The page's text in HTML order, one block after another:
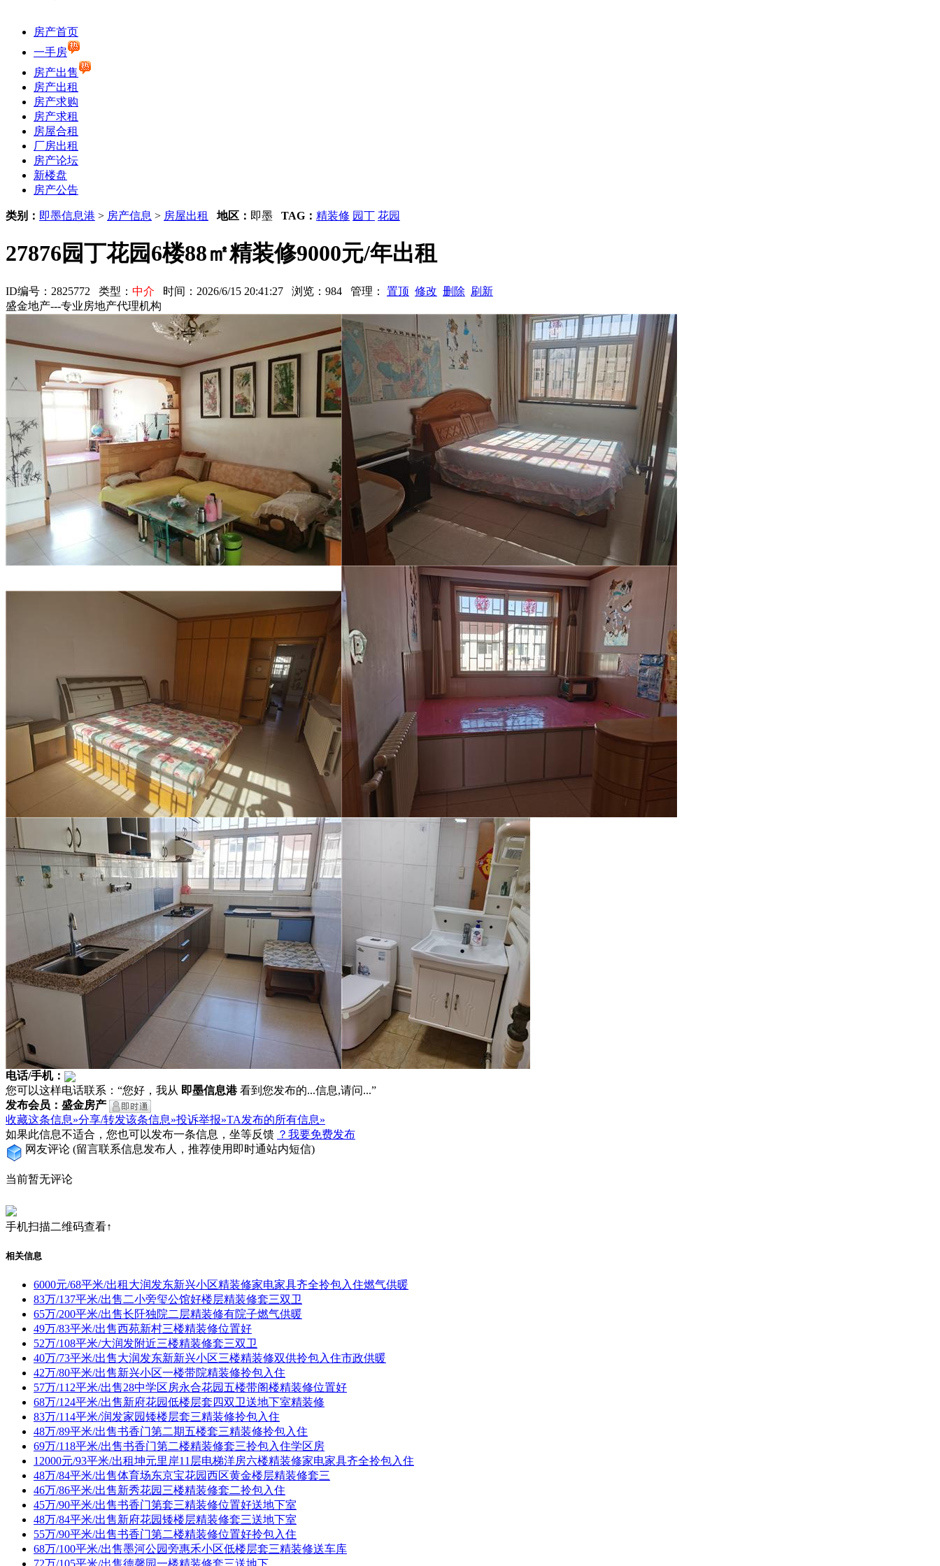
房产首页
一手房
房产出售
房产出租
房产求购
房产求租
房屋合租
厂房出租
房产论坛
新楼盘
房产公告
类别： 即墨信息港 > 房产信息 > 房屋出租 地区： 即墨 TAG： 精装修 园丁 花园
27876园丁花园6楼88㎡精装修9000元/年出租
ID编号：2825772 类型： 中介 时间：2026/6/15 20:41:27 浏览：984 管理： 置顶 修改 删除 刷新
盛金地产---专业房地产代理机构
电话/手机：
您可以这样电话联系：“您好，我从 即墨信息港看到您发布的...信息,请问...”
发布会员：盛金房产
收藏这条信息»分享/转发该条信息»投诉举报»TA发布的所有信息»
如果此信息不适合，您也可以发布一条信息，坐等反馈 ？我要免费发布
网友评论 (留言联系信息发布人，推荐使用即时通站内短信)
当前暂无评论
手机扫描二维码查看↑
相关信息
6000元/68平米/出租大润发东新兴小区精装修家电家具齐全拎包入住燃气供暖
83万/137平米/出售二小旁玺公馆好楼层精装修套三双卫
65万/200平米/出售长阡独院二层精装修有院子燃气供暖
49万/83平米/出售西苑新村三楼精装修位置好
52万/108平米/大润发附近三楼精装修套三双卫
40万/73平米/出售大润发东新新兴小区三楼精装修双供拎包入住市政供暖
42万/80平米/出售新兴小区一楼带院精装修拎包入住
57万/112平米/出售28中学区房永合花园五楼带阁楼精装修位置好
68万/124平米/出售新府花园低楼层套四双卫送地下室精装修
83万/114平米/润发家园矮楼层套三精装修拎包入住
48万/89平米/出售书香门第二期五楼套三精装修拎包入住
69万/118平米/出售书香门第二楼精装修套三拎包入住学区房
12000元/93平米/出租坤元里岸11层电梯洋房六楼精装修家电家具齐全拎包入住
48万/84平米/出售体育场东京宝花园西区黄金楼层精装修套三
46万/86平米/出售新秀花园三楼精装修套二拎包入住
45万/90平米/出售书香门第套三精装修位置好送地下室
48万/84平米/出售新府花园矮楼层精装修套三送地下室
55万/90平米/出售书香门第二楼精装修位置好拎包入住
68万/100平米/出售墨河公园旁惠禾小区低楼层套三精装修送车库